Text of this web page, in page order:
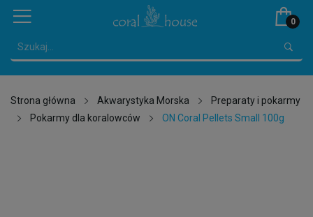
0
Strona główna Akwarystyka Morska
Preparaty i pokarmy
Pokarmy dla koralowców
ON Coral Pellets Small 100g